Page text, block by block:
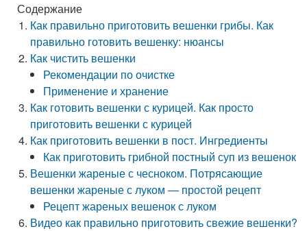
Содержание
Как правильно приготовить вешенки грибы. Как
правильно готовить вешенку: нюансы
Как чистить вешенки
Рекомендации по очистке
Применение и хранение
Как готовить вешенки с курицей. Как просто
приготовить вешенки с курицей
Как приготовить вешенки в пост. Ингредиенты
Как приготовить грибной постный суп из вешенок
Вешенки жареные с чесноком. Потрясающие
вешенки жареные с луком — простой рецепт
Рецепт жареных вешенок с луком
Видео как правильно приготовить свежие вешенки?